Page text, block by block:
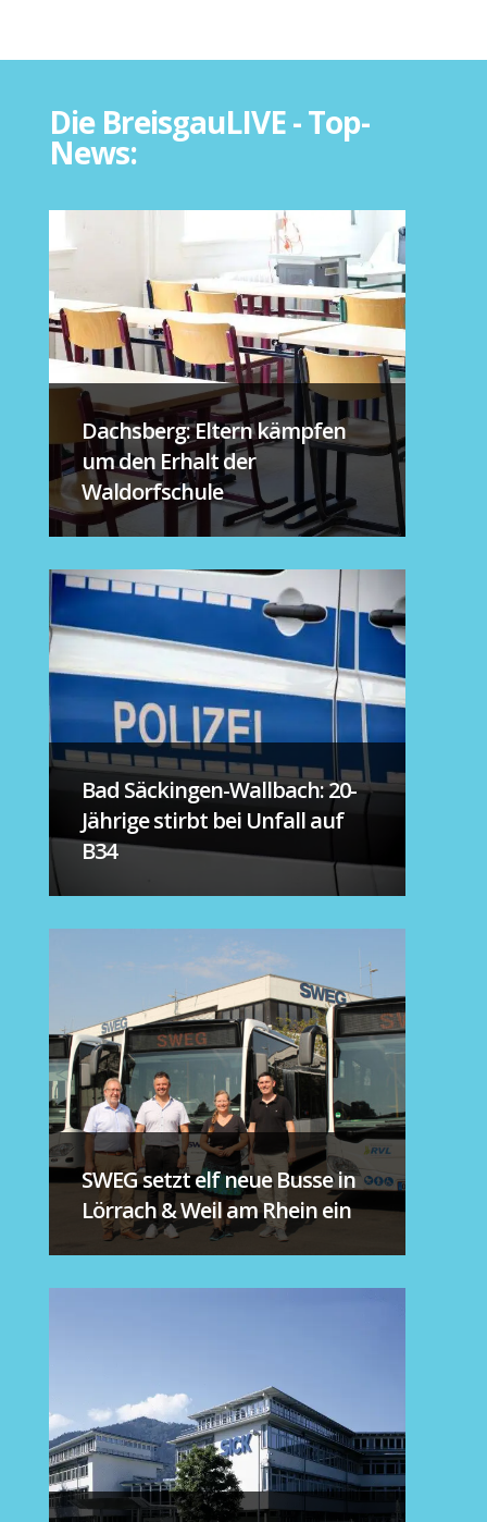
Die BreisgauLIVE - Top-
News:
Dachsberg: Eltern kämpfen
um den Erhalt der
Waldorfschule
Bad Säckingen-Wallbach: 20-
Jährige stirbt bei Unfall auf
B34
SWEG setzt elf neue Busse in
Lörrach & Weil am Rhein ein